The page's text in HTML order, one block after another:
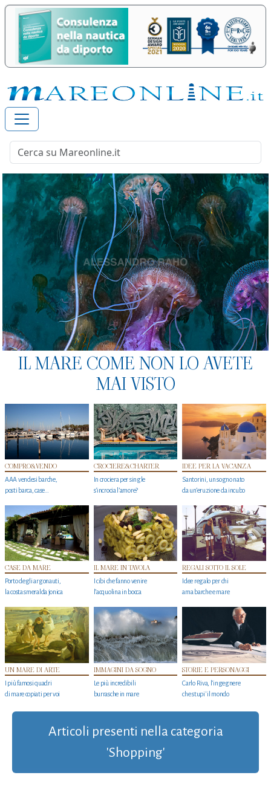
IL MARE COME NON LO AVETE
MAI VISTO
COMPRO&VENDO
AAA vendesi barche,
posti barca, case…
CROCIERE&CHARTER
In crociera per single
s'incrocia l’amore?
IDEE PER LA VACANZA
Santorini, un sogno nato
da un’eruzione da incubo
CASE DA MARE
Porto degli argonauti,
la costa smeralda jonica
IL MARE IN TAVOLA
I cibi che fanno venire
l’acquolina in bocca
REGALI SOTTO IL SOLE
Idee regalo per chi
ama barche e mare
UN MARE DI ARTE
I più famosi quadri
di mare copiati per voi
IMMAGINI DA SOGNO
Le più incredibili
burrasche in mare
STORIE E PERSONAGGI
Carlo Riva, l’ingegnere
che stupi' il mondo
Articoli presenti nella categoria
'Shopping'